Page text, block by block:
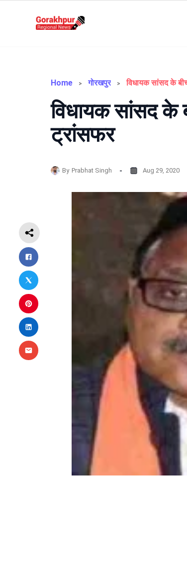
News
Home गोरखपुर
विधायक सांसद के
ट्रांसफर
By Prabhat Singh Aug 29, 2020